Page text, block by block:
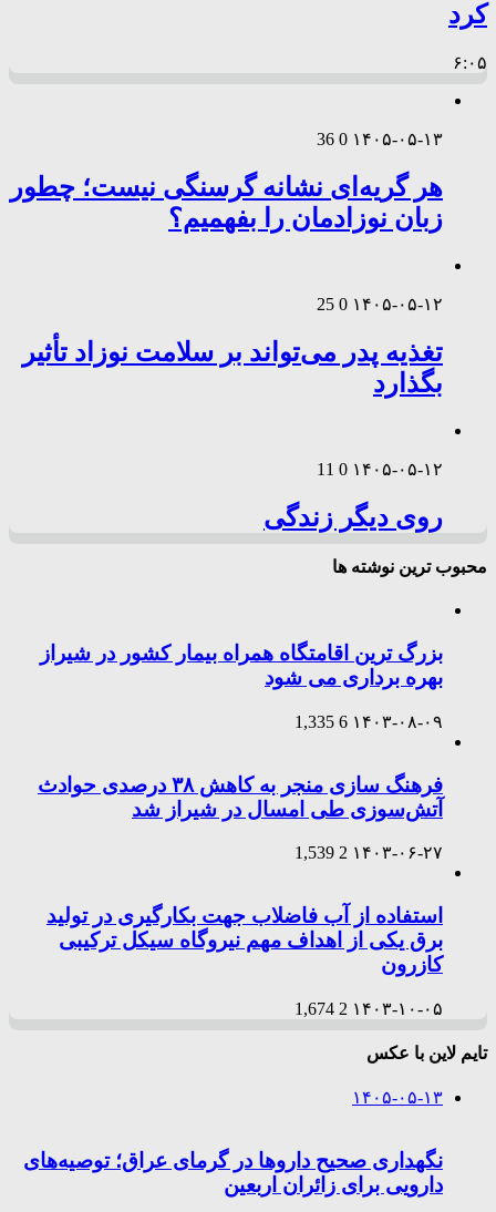
کرد
۶:۰۵
۱۴۰۵-۰۵-۱۳ 0
36
هر گریه‌ای نشانه گرسنگی نیست؛ چطور
زبان نوزادمان را بفهمیم؟
۱۴۰۵-۰۵-۱۲ 0
25
تغذیه پدر می‌تواند بر سلامت نوزاد تأثیر
بگذارد
۱۴۰۵-۰۵-۱۲ 0
11
روی دیگر زندگی
محبوب ترین نوشته ها
بزرگ ترین اقامتگاه همراه بیمار کشور در شیراز
بهره برداری می شود
۱۴۰۳-۰۸-۰۹ 6
1,335
فرهنگ سازی منجر به کاهش ۳۸ درصدی حوادث
آتش‌سوزی طی امسال در شیراز شد
۱۴۰۳-۰۶-۲۷ 2
1,539
استفاده از آب فاضلاب جهت بکارگیری در تولید
برق یکی از اهداف مهم نیروگاه سیکل ترکیبی
کازرون
۱۴۰۳-۱۰-۰۵ 2
1,674
تایم لاین با عکس
۱۴۰۵-۰۵-۱۳
نگهداری صحیح داروها در گرمای عراق؛ توصیه‌های
دارویی برای زائران اربعین